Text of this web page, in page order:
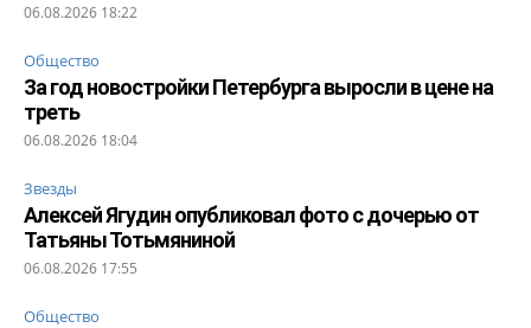
06.08.2026 18:22
Общество
За год новостройки Петербурга выросли в цене на
треть
06.08.2026 18:04
Звезды
Алексей Ягудин опубликовал фото с дочерью от
Татьяны Тотьмяниной
06.08.2026 17:55
Общество